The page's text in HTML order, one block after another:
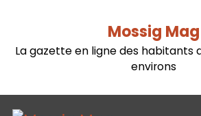
Mossig Mag
La gazette en ligne des habitants
environs